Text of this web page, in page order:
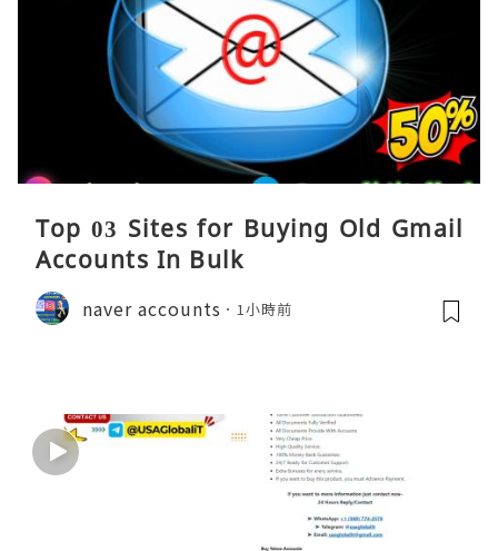
Top 03 Sites for Buying Old Gmail
Accounts In Bulk
naver accounts 1小時前